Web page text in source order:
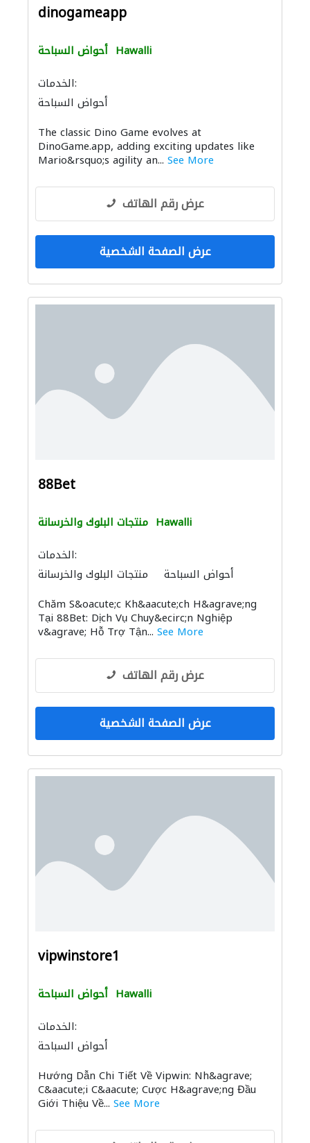
dinogameapp
أحواض السباحة Hawalli
الخدمات:
أحواض السباحة
The classic Dino Game evolves at
DinoGame.app, adding exciting updates like
Mario&rsquo;s agility an... See More
عرض رقم الهاتف
عرض الصفحة الشخصية
88Bet
منتجات البلوك والخرسانة Hawalli
الخدمات:
منتجات البلوك والخرسانة
أحواض السباحة
Chăm S&oacute;c Kh&aacute;ch H&agrave;ng
Tại 88Bet: Dịch Vụ Chuy&ecirc;n Nghiệp
v&agrave; Hỗ Trợ Tận... See More
عرض رقم الهاتف
عرض الصفحة الشخصية
vipwinstore1
أحواض السباحة Hawalli
الخدمات:
أحواض السباحة
Hướng Dẫn Chi Tiết Về Vipwin: Nh&agrave;
C&aacute;i C&aacute; Cược H&agrave;ng Đầu
Giới Thiệu Về... See More